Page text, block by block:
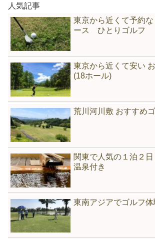
人気記事
東京から近くて予約
ース ひとりゴルフ
東京から近くて安い
(18ホール)
荒川河川敷 おすすめ
関東で人気の１泊２
温泉付き
東南アジアでゴルフ体